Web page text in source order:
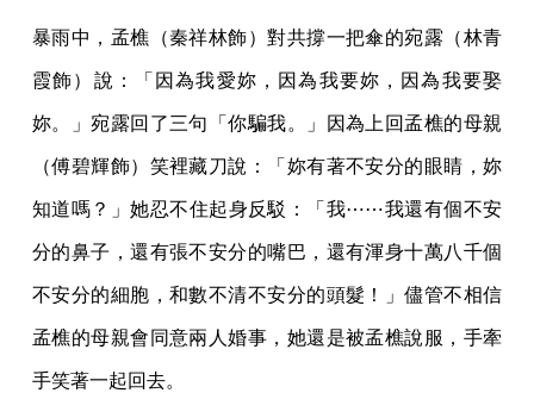
暴雨中，孟樵（秦祥林飾）對共撐一把傘的宛露（林青
霞飾）說：「因為我愛妳，因為我要妳，因為我要娶
妳。」宛露回了三句「你騙我。」因為上回孟樵的母親
（傅碧輝飾）笑裡藏刀說：「妳有著不安分的眼睛，妳
知道嗎？」她忍不住起身反駁：「我⋯⋯我還有個不安
分的鼻子，還有張不安分的嘴巴，還有渾身十萬八千個
不安分的細胞，和數不清不安分的頭髮！」儘管不相信
孟樵的母親會同意兩人婚事，她還是被孟樵說服，手牽
手笑著一起回去。